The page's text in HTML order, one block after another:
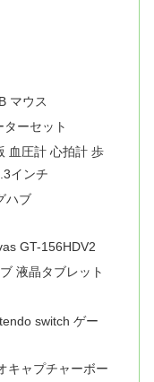
マウス
ーセット
血圧計 心拍計 歩
インチ
ハブ
GT-156HDV2
液晶タブレット
switch ゲー
キャプチャーボー